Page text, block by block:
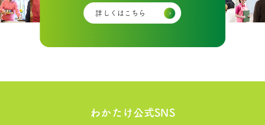
詳しくはこちら
わかたけ公式SNS